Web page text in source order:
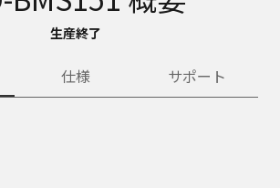
生産終了
仕様 サポート